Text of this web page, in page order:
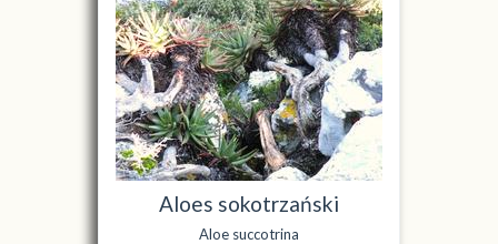
Aloes sokotrzański
Aloe succotrina